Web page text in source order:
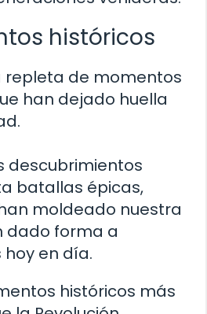
históricos
repleta de momentos
han dejado huella
descubrimientos
batallas épicas,
moldeado nuestra
dado forma a
en día.
históricos más